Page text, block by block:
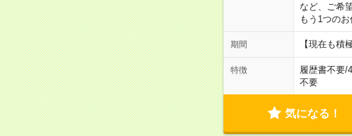
など、ご希
もう1つの
期間 【現在も
特徴 履歴書不要/
不要
気になる！